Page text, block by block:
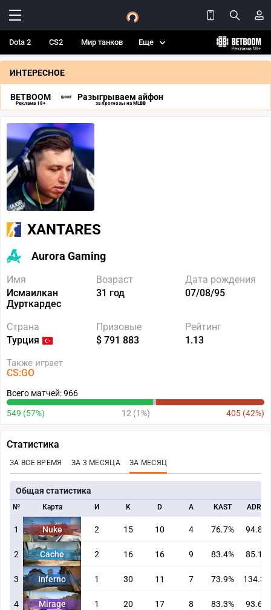
Dota 2 CS2 Мир танков Еще
ИНТЕРЕСНОЕ
BETBOOM
Реклама 18+
Разыгрываем айфон
за прогнозы на MLBB
XANTARES
Aurora Gaming
Имя
Исмаилкан
Дурткардес
Возраст
31 год
Дата рождения
07/08/95
Страна
Турция
Призовые
$ 791 883
Рейтинг
1.13
Также играет
CS:GO
Всего матчей: 966
549 (57%) 12 (1%) 405 (42%)
Статистика
ЗА ВСЕ ВРЕМЯ ЗА 3 МЕСЯЦА ЗА МЕСЯЦ
Общая статистика
№ Карта И K D A KAST ADR
1 Nuke 2 15 10 4 76.7% 94.8
2 Cache 2 16 16 9 83.4% 85.1
3 Inferno 1 30 11 7 73.9% 134.3
4 Mirage 1 20 17 8 83.3% 93.6